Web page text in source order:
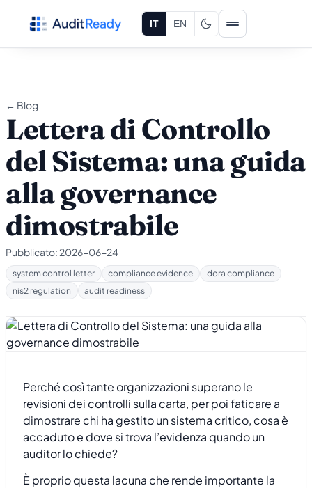
IT EN
← Blog
Lettera di Controllo
del Sistema: una guida
alla governance
dimostrabile
Pubblicato: 2026-06-24
system control letter compliance evidence
dora compliance
nis2 regulation
audit readiness
Perché così tante organizzazioni superano le
revisioni dei controlli sulla carta, per poi faticare a
dimostrare chi ha gestito un sistema critico, cosa è
accaduto e dove si trova l’evidenza quando un
auditor lo chiede?
È proprio questa lacuna che rende importante la